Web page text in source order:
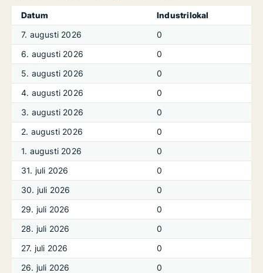
Datum
Industrilokal
7. augusti 2026
0
6. augusti 2026
0
5. augusti 2026
0
4. augusti 2026
0
3. augusti 2026
0
2. augusti 2026
0
1. augusti 2026
0
31. juli 2026
0
30. juli 2026
0
29. juli 2026
0
28. juli 2026
0
27. juli 2026
0
26. juli 2026
0